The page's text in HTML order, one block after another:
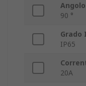
90 °
Grado
IP65
20A